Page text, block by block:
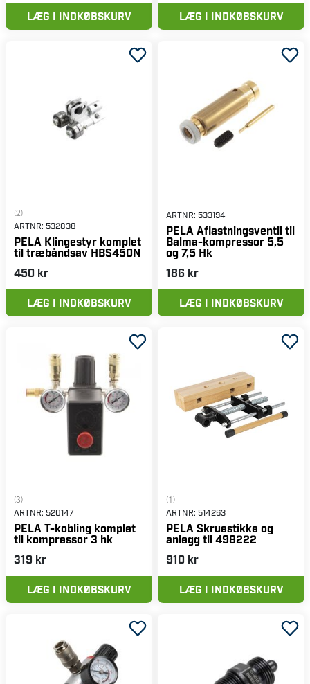
LÆG I INDKØBSKURV LÆG I INDKØBSKURV
(2)
ARTNR: 532838
PELA Klingestyr komplet
til træbåndsav HBS450N
450 kr
LÆG I INDKØBSKURV
ARTNR: 533194
PELA Aflastningsventil til
Balma-kompressor 5,5
og 7,5 Hk
186 kr
LÆG I INDKØBSKURV
(3)
ARTNR: 520147
PELA T-kobling komplet
til kompressor 3 hk
319 kr
LÆG I INDKØBSKURV
(1)
ARTNR: 514263
PELA Skruestikke og
anlegg til 498222
910 kr
LÆG I INDKØBSKURV